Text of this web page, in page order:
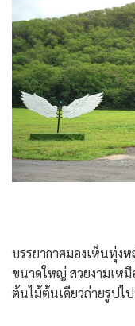
บรรยากาศมองเห็นทุ่ง
ขนาดใหญ่ สวยงามเห
ต้นไม้ต้นเดียวถ่ายรูปไ